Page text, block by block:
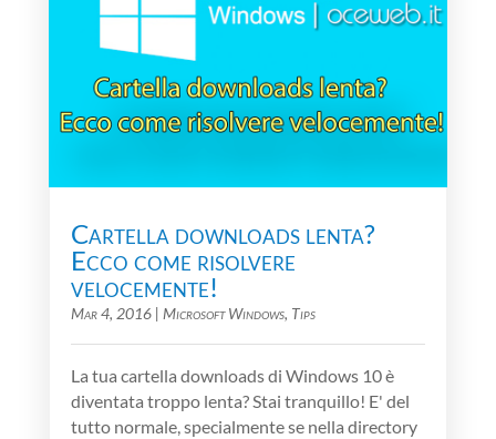
Cartella downloads lenta?
Ecco come risolvere
velocemente!
Mar 4, 2016| Microsoft Windows, Tips
La tua cartella downloads di Windows 10 è
diventata troppo lenta? Stai tranquillo! E' del
tutto normale, specialmente se nella directory